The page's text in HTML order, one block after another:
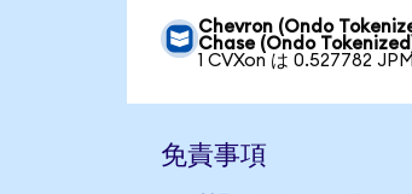
Chevron (Ondo
Chase (Ondo
1 CVXon は 0.527782
免責事項